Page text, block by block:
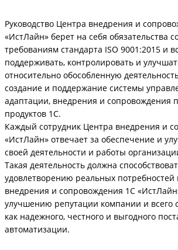
Руководство Центра внедрения и
«ИстЛайн» берет на себя обязательства
требованиям стандарта ISO 9001:2015 и
поддерживать, контролировать и
относительно обособленную
создание и поддержание системы
адаптации, внедрения и сопровождения
продуктов 1С.
Каждый сотрудник Центра внедрения и
«ИстЛайн» отвечает за обеспечение и
своей деятельности и работы
Такая деятельность должна
удовлетворению реальных потребностей
внедрения и сопровождения 1С
улучшению репутации компании и всего
как надежного, честного и выгодного
автоматизации.